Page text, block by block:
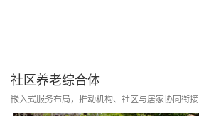
社区养老综合体
嵌入式服务布局，推动机构、社区与居家协同衔接